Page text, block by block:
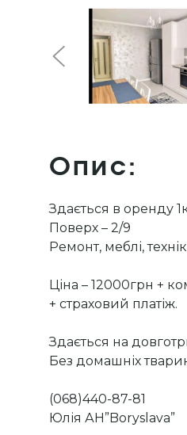
Опис:
Здається в оренду
Поверх – 2/9
Ремонт, меблі,
Ціна – 12000грн +
+ страховий платіж.
Здається на
Без домашніх
(068)440-87-81
Юлія АН”Boryslava”